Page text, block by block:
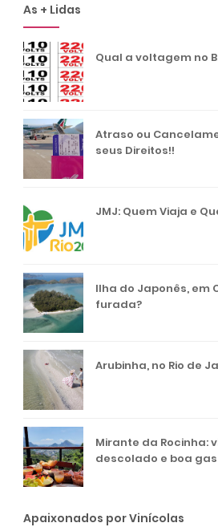
As + Lidas
Qual a voltagem no
Atraso ou
seus Direitos!!
JMJ: Quem Viaja e
Ilha do Japonês, em
furada?
Arubinha, no Rio de
Mirante da Rocinha:
descolado e boa
Apaixonados por Vinícolas